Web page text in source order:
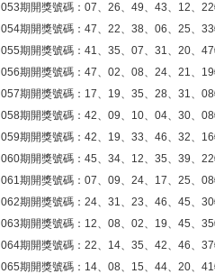
053期開獎號碼：07、26、49、43、12、
054期開獎號碼：47、22、38、06、25、
055期開獎號碼：41、35、07、31、20、
056期開獎號碼：47、02、08、24、21、
057期開獎號碼：17、19、35、28、31、
058期開獎號碼：42、09、10、04、30、
059期開獎號碼：42、19、33、46、32、
060期開獎號碼：45、34、12、35、39、
061期開獎號碼：07、09、24、17、25、
062期開獎號碼：24、31、23、46、45、
063期開獎號碼：12、08、02、19、45、
064期開獎號碼：22、14、35、42、46、
065期開獎號碼：14、08、15、44、20、